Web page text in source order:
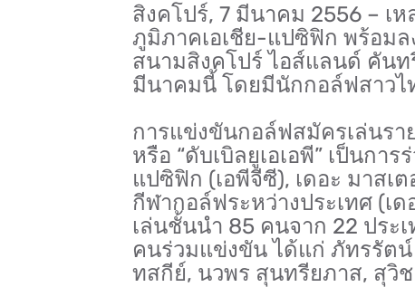
สิงคโปร์, 7 มีนาคม 2556 –
ภูมิภาคเอเชีย-แปซิฟิก พร้อมล
สนามสิงคโปร์ ไอส์แลนด์ คันท
มีนาคมนี้ โดยมีนักกอล์ฟสาวไ
การแข่งขันกอล์ฟสมัครเล่นรา
หรือ “ดับเบิลยูเอเอพี” เป็นกา
แปซิฟิก (เอพีจีซี), เดอะ มาสเ
กีฬากอล์ฟระหว่างประเทศ (เ
เล่นชั้นนำ 85 คนจาก 22 ประ
คนร่วมแข่งขัน ได้แก่ ภัทรรัต
ทสกีย์, นวพร สุนทรียภาส, สุวิ